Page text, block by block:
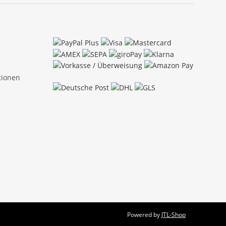
Powered by JTL-Shop